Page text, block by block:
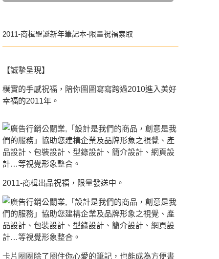
2011-商楫聖誕新年筆記本-限量祝福索取
【誠摯呈現】
樸實的手感祝福，陪你圖圖寫寫跨過2010進入美好
幸福的2011年。
2011-商楫出品祝福，限量發送中。
卡片圈圈除了圈住你心愛的筆記，也能成為方便書